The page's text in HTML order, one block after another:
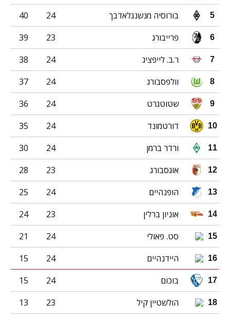
5 בורוסיה מנשנגלאדבך 24
40
6 פרייבורג 23
39
7 ר.ב. לייפציג 24
38
8 וולפסבורג 24
37
9 שטוטגרט 24
36
10 דורטמונד 24
35
11 ורדר ברמן 24
30
12 אוגסבורג 23
28
13 הופנהיים 24
25
14 אוניון ברלין 23
24
15 סט. פאולי 24
21
16 היידנהיים 24
15
17 בוכום 24
15
18 הולשטיין קיל 23
13